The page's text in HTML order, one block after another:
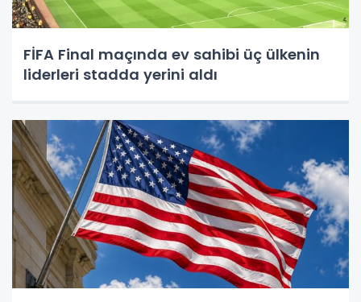
FİFA Final maçında ev sahibi üç ülkenin
liderleri stadda yerini aldı